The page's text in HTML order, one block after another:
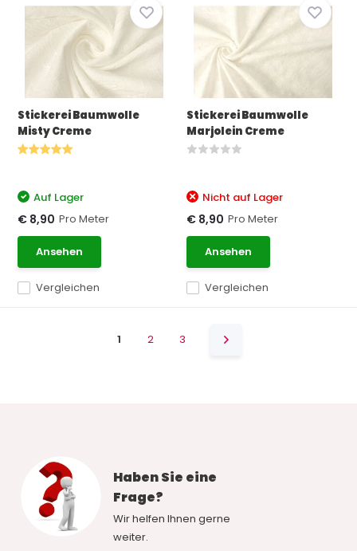
Stickerei Baumwolle
Misty Creme
Vergleichen
Auf Lager
€ 8,90 Pro Meter
Ansehen
Stickerei Baumwolle
Marjolein Creme
Vergleichen
Nicht auf Lager
€ 8,90 Pro Meter
Ansehen
1 2 3
Haben Sie eine
Frage?
Wir helfen Ihnen gerne
weiter.